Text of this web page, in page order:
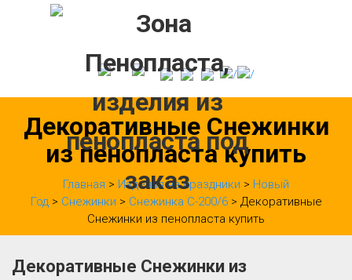
Декоративные Снежинки
из пенопласта купить
Главная > Изделия на праздники > Новый
Год> Снежинки > Снежинка С-200/6> Декоративные
Снежинки из пенопласта купить
Декоративные Снежинки из